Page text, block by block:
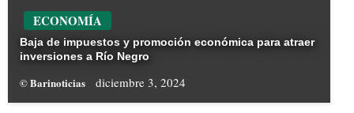
ECONOMÍA
Baja de impuestos y promoción económica para atraer
inversiones a Río Negro
© Barinoticias diciembre 3, 2024